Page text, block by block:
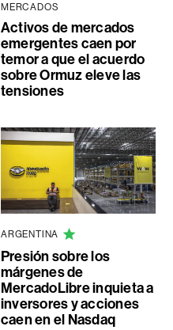
MERCADOS
Activos de mercados
emergentes caen por
temor a que el acuerdo
sobre Ormuz eleve las
tensiones
ARGENTINA
Presión sobre los
márgenes de
MercadoLibre inquieta a
inversores y acciones
caen en el Nasdaq